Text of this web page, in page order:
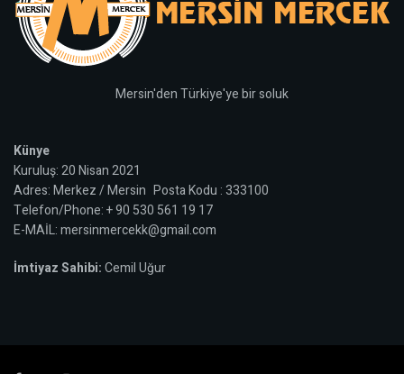
Mersin'den Türkiye'ye bir soluk
Künye
Kuruluş: 20 Nisan 2021
Adres: Merkez / Mersin Posta Kodu : 333100
Telefon/Phone: + 90 530 561 19 17
E-MAİL: mersinmercekk@gmail.com
İmtiyaz Sahibi:Cemil Uğur